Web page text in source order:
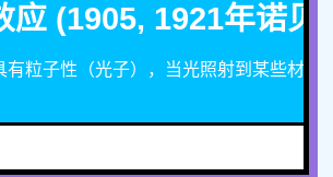
应 (1905, 1921年诺贝
有粒子性（光子），当光照射到某些材